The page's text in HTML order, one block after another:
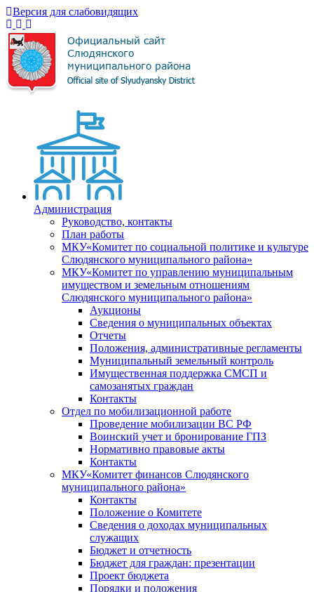
Версия для слабовидящих
Администрация
Руководство, контакты
План работы
МКУ«Комитет по социальной политике и культуре
Слюдянского муниципального района»
МКУ«Комитет по управлению муниципальным
имуществом и земельным отношениям
Слюдянского муниципального района»
Аукционы
Сведения о муниципальных объектах
Отчеты
Положения, административные регламенты
Муниципальный земельный контроль
Имущественная поддержка СМСП и
самозанятых граждан
Контакты
Отдел по мобилизационной работе
Проведение мобилизации ВС РФ
Воинский учет и бронирование ГПЗ
Нормативно правовые акты
Контакты
МКУ«Комитет финансов Слюдянского
муниципального района»
Контакты
Положение о Комитете
Сведения о доходах муниципальных
служащих
Бюджет и отчетность
Бюджет для граждан: презентации
Проект бюджета
Порядки и положения